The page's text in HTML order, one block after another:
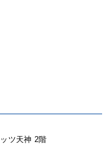
ツ天神 2階